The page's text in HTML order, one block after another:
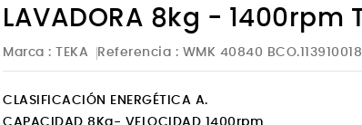
LAVADORA 8kg - 1400rpm
Marca : TEKA Referencia : WMK 40840
CLASIFICACIÓN ENERGÉTICA A.
CAPACIDAD 8Kg- VELOCIDAD 1400rpm